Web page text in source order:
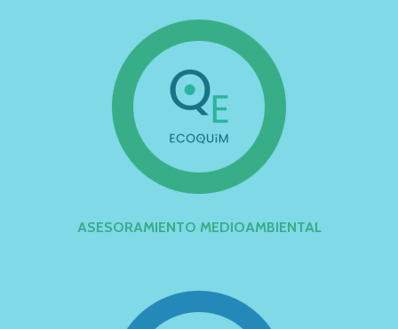
ASESORAMIENTO MEDIOAMBIENTAL